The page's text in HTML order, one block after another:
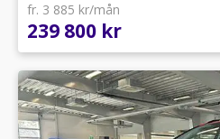
fr. 3 885 kr/mån
239 800 kr